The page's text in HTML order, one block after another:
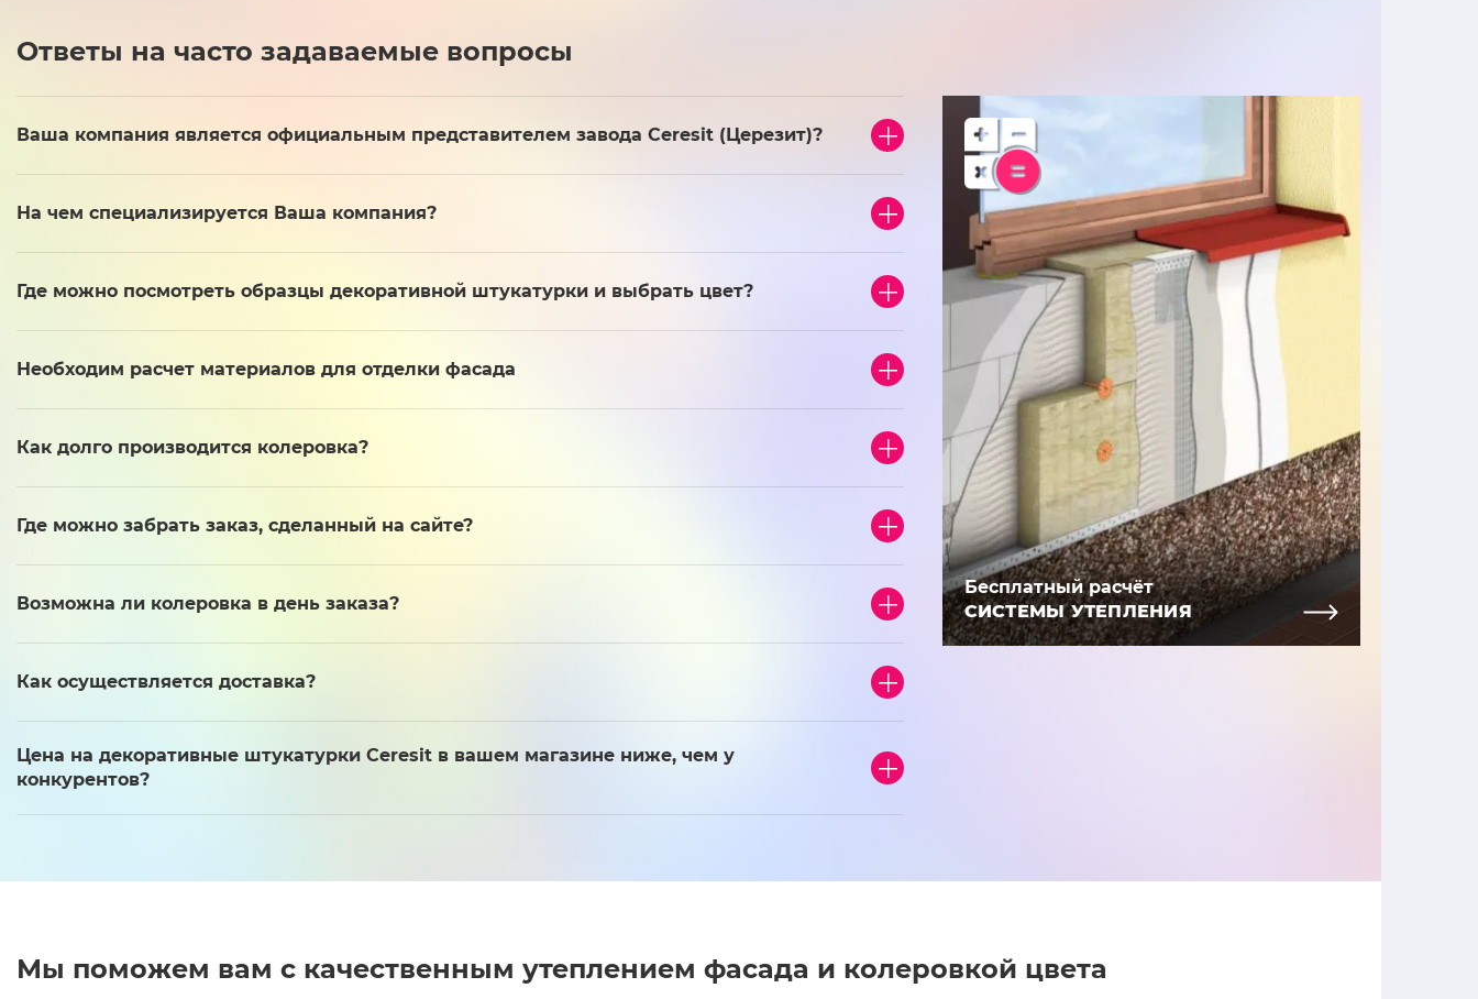
Ответы на часто задаваемые вопросы
Ваша компания является официальным представителем завода Ceresit (Церезит)?
На чем специализируется Ваша компания?
Где можно посмотреть образцы декоративной штукатурки и выбрать цвет?
Необходим расчет материалов для отделки фасада
Как долго производится колеровка?
Где можно забрать заказ, сделанный на сайте?
Возможна ли колеровка в день заказа?
Как осуществляется доставка?
Цена на декоративные штукатурки Ceresit в вашем магазине ниже, чем у
конкурентов?
Бесплатный расчёт
СИСТЕМЫ УТЕПЛЕНИЯ
Мы поможем вам с качественным утеплением фасада и колеровкой цвета